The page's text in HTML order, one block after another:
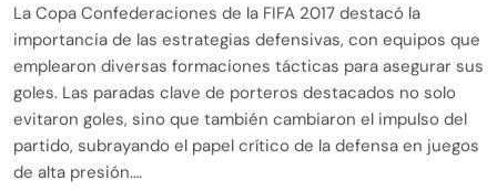
La Copa Confederaciones de la FIFA 2017 destacó la
importancia de las estrategias defensivas, con equipos que
emplearon diversas formaciones tácticas para asegurar sus
goles. Las paradas clave de porteros destacados no solo
evitaron goles, sino que también cambiaron el impulso del
partido, subrayando el papel crítico de la defensa en juegos
de alta presión….